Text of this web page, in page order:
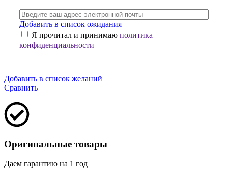
Добавить в список ожидания
Я прочитал и принимаю политика
конфиденциальности
Добавить в список желаний
Сравнить
Оригинальные товары
Даем гарантию на 1 год